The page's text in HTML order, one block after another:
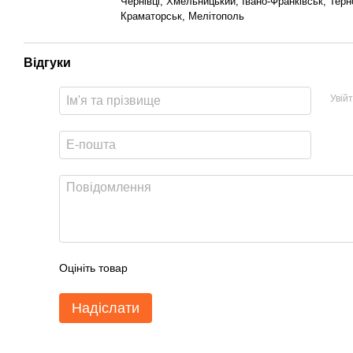
Краматорськ, Мелітополь
Відгуки
Оцініть товар
Надіслати